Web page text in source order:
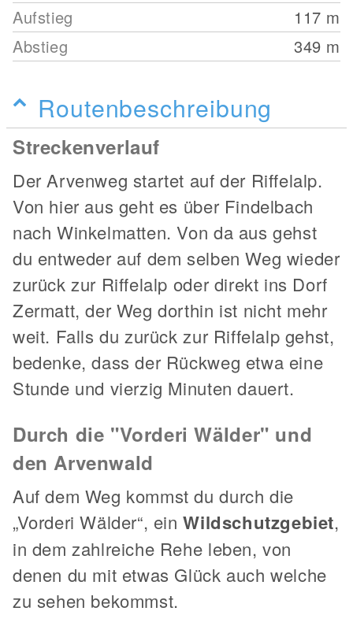
Aufstieg
117 m
Abstieg
349 m
Routenbeschreibung
Streckenverlauf
Der Arvenweg startet auf der Riffelalp.
Von hier aus geht es über Findelbach
nach Winkelmatten. Von da aus gehst
du entweder auf dem selben Weg wieder
zurück zur Riffelalp oder direkt ins Dorf
Zermatt, der Weg dorthin ist nicht mehr
weit. Falls du zurück zur Riffelalp gehst,
bedenke, dass der Rückweg etwa eine
Stunde und vierzig Minuten dauert.
Durch die "Vorderi Wälder" und
den Arvenwald
Auf dem Weg kommst du durch die
„Vorderi Wälder“, einWildschutzgebiet,
in dem zahlreiche Rehe leben, von
denen du mit etwas Glück auch welche
zu sehen bekommst.